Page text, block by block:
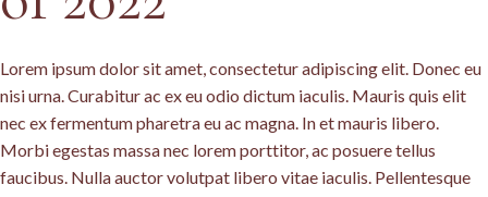
Lorem ipsum dolor sit amet, consectetur adipiscing elit. Donec eu
nisi urna. Curabitur ac ex eu odio dictum iaculis. Mauris quis elit
nec ex fermentum pharetra eu ac magna. In et mauris libero.
Morbi egestas massa nec lorem porttitor, ac posuere tellus
faucibus. Nulla auctor volutpat libero vitae iaculis. Pellentesque